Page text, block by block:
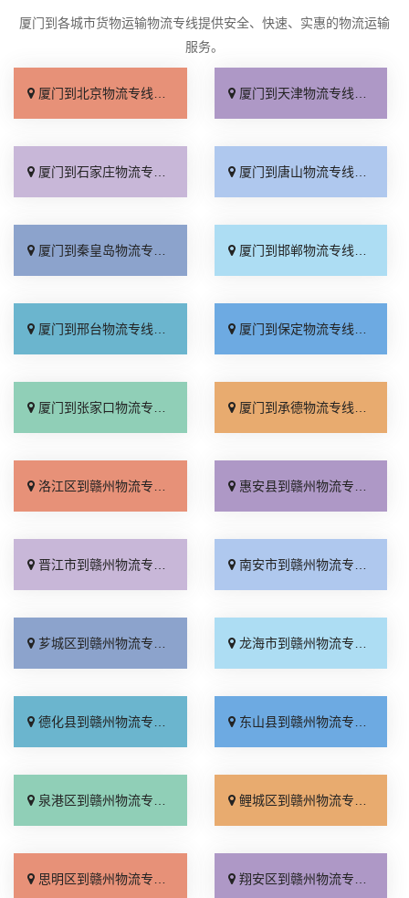
厦门到各城市货物运输物流专线提供安全、快速、实惠的物流运输
服务。
厦门到北京物流专线_直达不中转「送货到门」 厦门到天津物流专线_运保时效「高效快运」
厦门到石家庄物流专线_准时准点「多少公里」 厦门到唐山物流专线_全境派送「收费介绍」
厦门到秦皇岛物流专线_高效运输「运保时效」 厦门到邯郸物流专线_物流拼车「全境配送」
厦门到邢台物流专线_专业靠谱「上门提货」 厦门到保定物流专线_全程直达「高效运输」
厦门到张家口物流专线_全境派送「多久能到」 厦门到承德物流专线_专业调车「合理收费」
洛江区到赣州物流专线_计费标准「需要几天」 惠安县到赣州物流专线_诚信为先「每日发车」
晋江市到赣州物流专线_一站直达「托运省心」 南安市到赣州物流专线_资质齐全「多久能到」
芗城区到赣州物流专线_运费多少「一站直达」 龙海市到赣州物流专线_定点发车「多年经验」
德化县到赣州物流专线_诚信经营「损坏理赔」 东山县到赣州物流专线_快速响应「市县派送」
泉港区到赣州物流专线_全程直达「全境派送」 鲤城区到赣州物流专线_直通专线「送货上门」
思明区到赣州物流专线_诚信经营「要几天到」 翔安区到赣州物流专线_损坏理赔「送货到门」